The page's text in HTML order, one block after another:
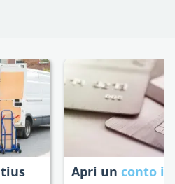
Apri un conto